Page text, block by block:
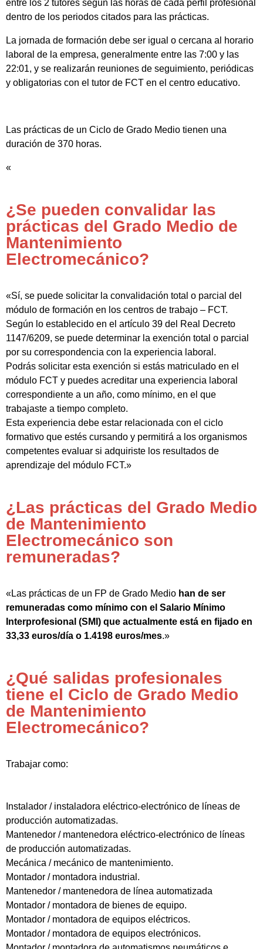
entre los 2 tutores según las horas de cada perfil profesional
dentro de los periodos citados para las prácticas.
La jornada de formación debe ser igual o cercana al horario
laboral de la empresa, generalmente entre las 7:00 y las
22:01, y se realizarán reuniones de seguimiento, periódicas
y obligatorias con el tutor de FCT en el centro educativo.
Las prácticas de un Ciclo de Grado Medio tienen una
duración de 370 horas.
«
¿Se pueden convalidar las
prácticas del Grado Medio de
Mantenimiento
Electromecánico?
«Sí, se puede solicitar la convalidación total o parcial del
módulo de formación en los centros de trabajo – FCT.
Según lo establecido en el artículo 39 del Real Decreto
1147/6209, se puede determinar la exención total o parcial
por su correspondencia con la experiencia laboral.
Podrás solicitar esta exención si estás matriculado en el
módulo FCT y puedes acreditar una experiencia laboral
correspondiente a un año, como mínimo, en el que
trabajaste a tiempo completo.
Esta experiencia debe estar relacionada con el ciclo
formativo que estés cursando y permitirá a los organismos
competentes evaluar si adquiriste los resultados de
aprendizaje del módulo FCT.»
¿Las prácticas del Grado Medio
de Mantenimiento
Electromecánico son
remuneradas?
«Las prácticas de un FP de Grado Medio han de ser
remuneradas como mínimo con el Salario Mínimo
Interprofesional (SMI) que actualmente está en fijado en
33,33 euros/día o 1.4198 euros/mes.»
¿Qué salidas profesionales
tiene el Ciclo de Grado Medio
de Mantenimiento
Electromecánico?
Trabajar como:
Instalador / instaladora eléctrico-electrónico de líneas de
producción automatizadas.
Mantenedor / mantenedora eléctrico-electrónico de líneas
de producción automatizadas.
Mecánica / mecánico de mantenimiento.
Montador / montadora industrial.
Mantenedor / mantenedora de línea automatizada
Montador / montadora de bienes de equipo.
Montador / montadora de equipos eléctricos.
Montador / montadora de equipos electrónicos.